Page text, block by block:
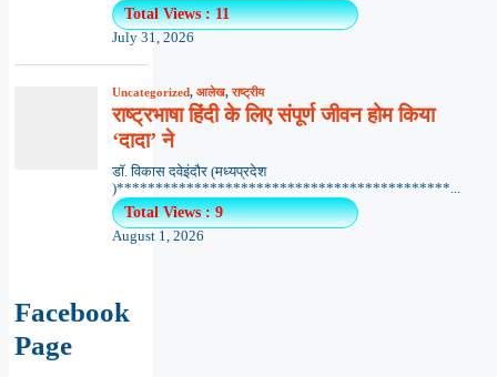
Total Views : 11
July 31, 2026
Uncategorized, आलेख,राष्ट्रीय
राष्ट्रभाषा हिंदी के लिए संपूर्ण जीवन होम किया
‘दादा’ ने
डॉ. विकास दवेइंदौर (मध्यप्रदेश
)*******************************************...
Total Views : 9
August 1, 2026
Facebook
Page